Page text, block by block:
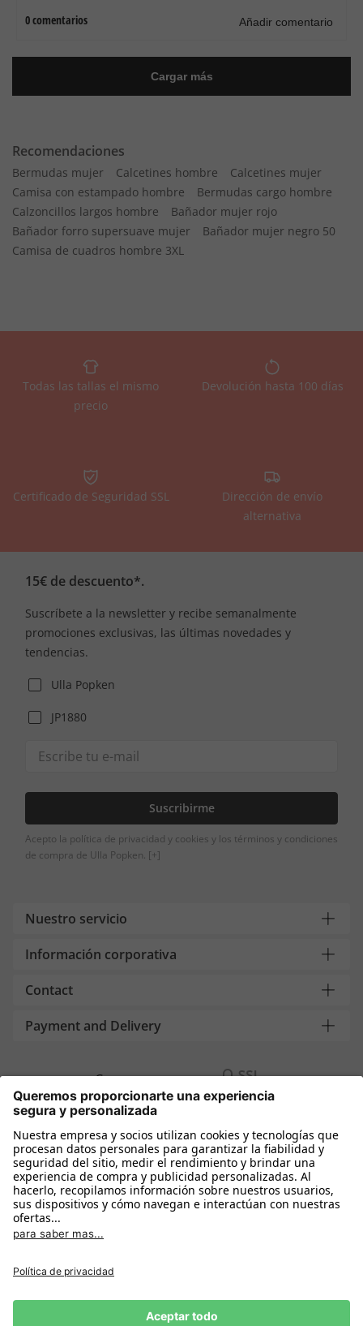
Recomendaciones
Bermudas mujer Calcetines hombre
Calcetines mujer
Camisa con estampado hombre
Bermudas cargo hombre
Calzoncillos largos hombre
Bañador mujer rojo
Bañador forro supersuave mujer
Bañador mujer negro 50
Camisa de cuadros hombre 3XL
Todas las tallas el mismo
precio
Devolución hasta 100 días
Certificado de Seguridad SSL
Dirección de envío
alternativa
15€ de descuento*.
Suscríbete a la newsletter y recibe semanalmente
promociones exclusivas, las últimas novedades y
tendencias.
Ulla Popken
JP1880
Suscribirme
Acepto la política de privacidad y cookies y los términos y condiciones
de compra de Ulla Popken. [+]
Nuestro servicio
Información corporativa
Contact
Payment and Delivery
Compra segura con
Más tiendas online
España
Condiciones Compra
Declarar el desistimiento